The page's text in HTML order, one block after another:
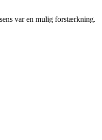
var en mulig forstærkning.